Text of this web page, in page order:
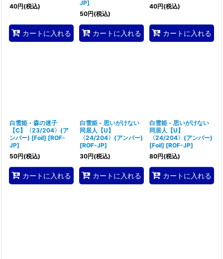
40円(税込)
カートに入れる
JP]
50円(税込)
カートに入れる
40円(税込)
カートに入れる
白雪姫 - 森の迷子
【C】〈23/204〉(ア
ンバー) [Foil] [ROF-
JP]
50円(税込)
カートに入れる
白雪姫 - 思いがけない
同居人【U】
〈24/204〉(アンバー)
[ROF-JP]
30円(税込)
カートに入れる
白雪姫 - 思いがけない
同居人【U】
〈24/204〉(アンバー)
[Foil] [ROF-JP]
80円(税込)
カートに入れる